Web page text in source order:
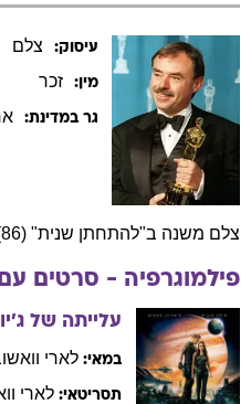
עיסוק: צלם
מין: זכר
גר במדינת:
צלם משנה ב"להתחתן שנית" (86), "לב אמיץ" (95).
פילמוגרפיה - סרטים
עלייתה של
במאי: לארי
תסריטאי: לארי